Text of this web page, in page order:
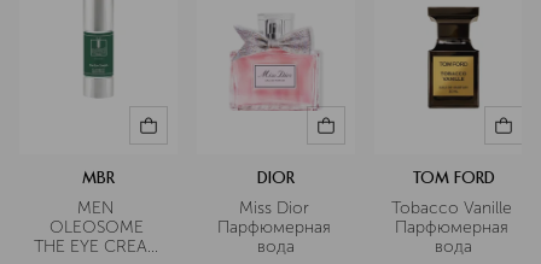
MBR
MEN
OLEOSOME
THE EYE CREAM
DIOR
Miss Dior
Парфюмерная
вода
TOM FORD
Tobacco Vanille
Парфюмерная
вода